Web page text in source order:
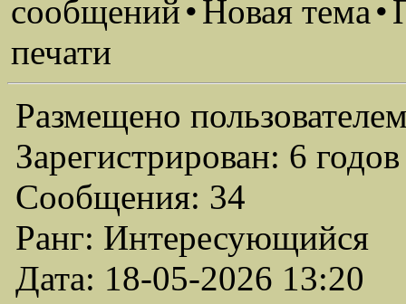
сообщений•Новая тема•
печати
Размещено
Зарегистрирован: 6
Сообщения: 34
Ранг: Интересующийся
Дата: 18-05-2026 13:20